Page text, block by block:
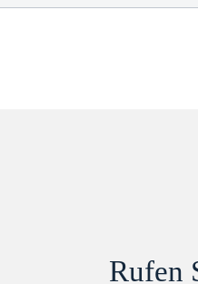
Rufen